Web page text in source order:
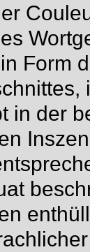
Form
in der